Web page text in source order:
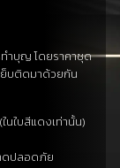
ทำบุญ โดยราคาชุด
ย็บติดมาด้วยกัน
นใบสีแดงเท่านั้น)
ดปลอดภัย